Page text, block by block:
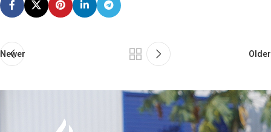
Newer Older